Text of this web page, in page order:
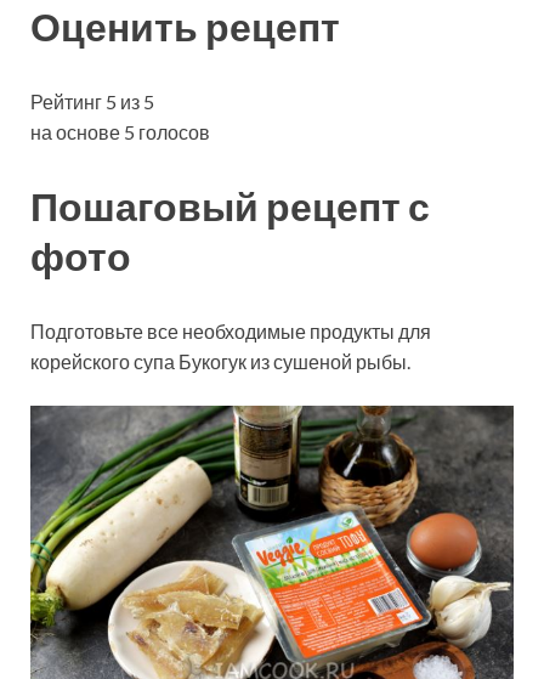
Оценить рецепт
Рейтинг 5 из 5
на основе 5 голосов
Пошаговый рецепт с
фото
Подготовьте все необходимые продукты для
корейского супа Букогук из сушеной рыбы.